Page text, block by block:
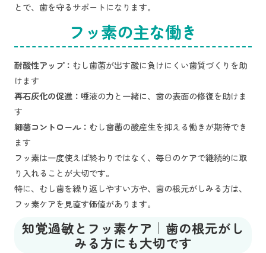
とで、歯を守るサポートになります。
フッ素の主な働き
耐酸性アップ： むし歯菌が出す酸に負けにくい歯質づくりを助
けます
再石灰化の促進： 唾液の力と一緒に、歯の表面の修復を助けま
す
細菌コントロール： むし歯菌の酸産生を抑える働きが期待でき
ます
フッ素は一度使えば終わりではなく、毎日のケアで継続的に取
り入れることが大切です。
特に、むし歯を繰り返しやすい方や、歯の根元がしみる方は、
フッ素ケアを見直す価値があります。
知覚過敏とフッ素ケア｜歯の根元がし
みる方にも大切です